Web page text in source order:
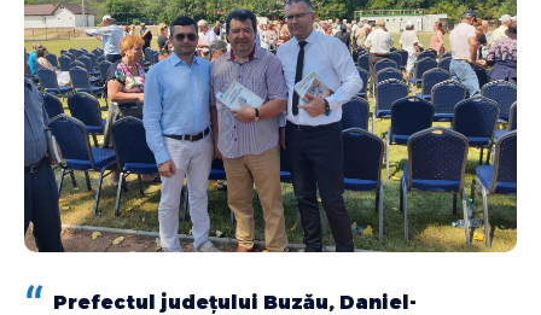
Prefectul județului Buzău, Daniel-